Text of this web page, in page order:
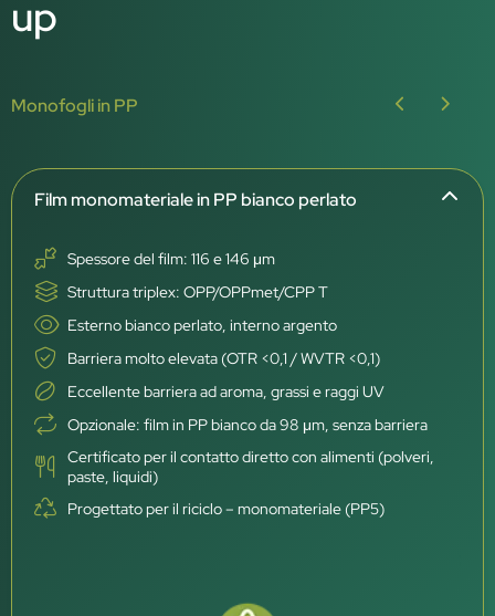
up
Monofogli in PP
Film monomateriale in PP bianco perlato
Spessore del film: 116 e 146 μm
Struttura triplex: OPP/OPPmet/CPP T
Esterno bianco perlato, interno argento
Barriera molto elevata (OTR <0,1 / WVTR <0,1)
Eccellente barriera ad aroma, grassi e raggi UV
Opzionale: film in PP bianco da 98 μm, senza barriera
Certificato per il contatto diretto con alimenti (polveri,
paste, liquidi)
Progettato per il riciclo – monomateriale (PP5)